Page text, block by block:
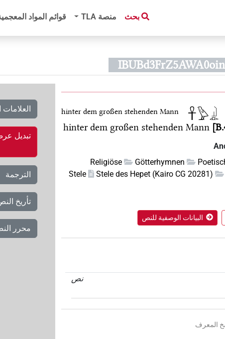
بحث منصة‏ ‏TLA قوائم المواد
hinter dem großen stehenden Mann
hinter dem großen stehenden Mann
Götterhymnen
Religiöse
Stele des Hepet (Kairo CG 20281)
Stele
البيانات الوصفية للنص
نص
المعرف
العلامات
تبديل
الترجمة
تأريخ
محرر